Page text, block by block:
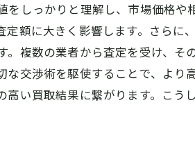
クポイント
しっかりと理解し、市場価格や
額に大きく影響します。さらに
複数の業者から査定を受け、そ
交渉術を駆使することで、より
い買取結果に繋がります。こう